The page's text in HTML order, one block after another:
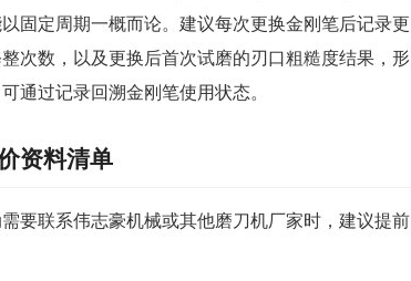
固定周期一概而论。建议每次更换金刚笔后记录更
次数，以及更换后首次试磨的刃口粗糙度结果，形
通过记录回溯金刚笔使用状态。
资料清单
要联系伟志豪机械或其他磨刀机厂家时，建议提前